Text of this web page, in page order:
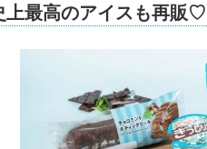
上最高のアイスも再販